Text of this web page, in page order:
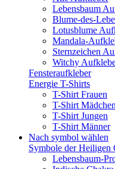
Lebensbaum
Blume-des-
Lotusblume
Mandala-
Sternzeichen
Witchy
Fensteraufkleber
Energie T-Shirts
T-Shirt Frauen
T-Shirt Mädchen
T-Shirt Jungen
T-Shirt Männer
Nach symbol wählen
Symbole der Heiligen
Lebensbaum-